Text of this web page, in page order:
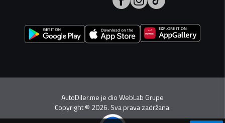
AutoDiler.me je dioWebLab Grupe
Copyright© 2026. Sva prava zadržana.